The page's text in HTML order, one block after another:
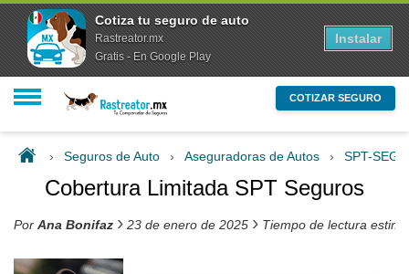
COTIZAR SEGURO
› Seguros de Auto › Aseguradoras de Autos › SPT-
Cobertura Limitada SPT Seguros
Por Ana Bonifaz › 23 de enero de 2025 › Tiempo de lectura
Cotiza tu seguro de auto
Rastreator.mx
Gratis - En Google Play
Instalar